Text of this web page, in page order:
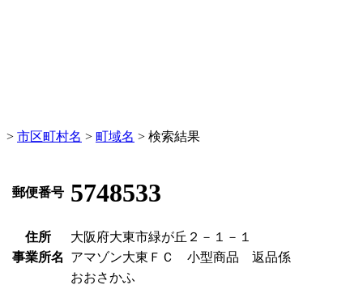
> 市区町村名 > 町域名 > 検索結果
郵便番号 5748533
住所
大阪府大東市緑が丘２－１－１
事業所名
アマゾン大東ＦＣ 小型商品 返品係
おおさかふ